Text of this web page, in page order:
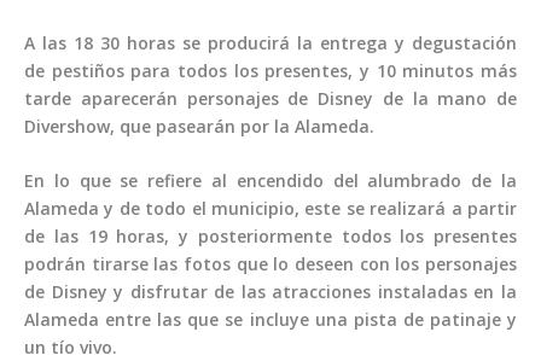
A las 18 30 horas se producirá la entrega y degustación
de pestiños para todos los presentes, y 10 minutos más
tarde aparecerán personajes de Disney de la mano de
Divershow, que pasearán por la Alameda.
En lo que se refiere al encendido del alumbrado de la
Alameda y de todo el municipio, este se realizará a partir
de las 19 horas, y posteriormente todos los presentes
podrán tirarse las fotos que lo deseen con los personajes
de Disney y disfrutar de las atracciones instaladas en la
Alameda entre las que se incluye una pista de patinaje y
un tío vivo.